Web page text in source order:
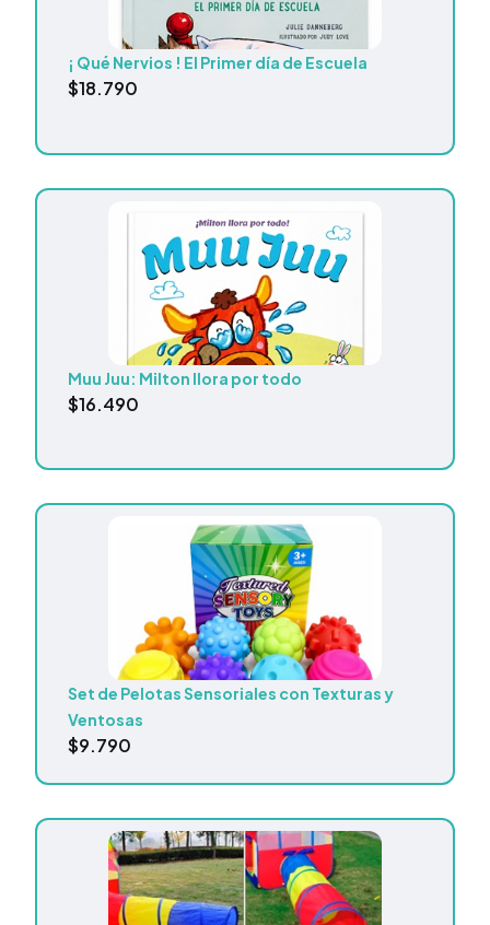
¡ Qué Nervios ! El Primer día de Escuela
$18.790
Muu Juu: Milton llora por todo
$16.490
Set de Pelotas Sensoriales con Texturas y
Ventosas
$9.790